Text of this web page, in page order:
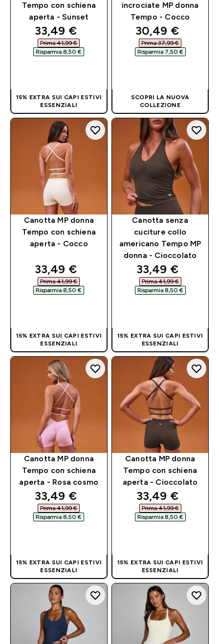
Tempo con schiena
aperta - Sunset
discounted price
33,49 €‎
Prima 41,99 €‎
Risparmia 8,50 €‎
15% EXTRA SUI CAPI ESTIVI
ESSENZIALI
incrociate MP donna
Tempo - Cocco
discounted
30,49 €‎
Prima 37,99 €‎
Risparmia 7,50 €‎
SCOPRI LA NUOVA
COLLEZIONE
Canotta MP donna
Tempo con schiena
aperta - Cocco
discounted price
33,49 €‎
Prima 41,99 €‎
Risparmia 8,50 €‎
15% EXTRA SUI CAPI ESTIVI
ESSENZIALI
Canotta senza
cuciture collo
americano Tempo MP
donna - Cioccolato
discounted
33,49 €‎
Prima 41,99 €‎
Risparmia 8,50 €‎
15% EXTRA SUI CAPI ESTIVI
ESSENZIALI
Canotta MP donna
Tempo con schiena
aperta - Rosa cosmo
discounted price
33,49 €‎
Prima 41,99 €‎
Risparmia 8,50 €‎
15% EXTRA SUI CAPI ESTIVI
ESSENZIALI
Canotta MP donna
Tempo con schiena
aperta - Cioccolato
discounted
33,49 €‎
Prima 41,99 €‎
Risparmia 8,50 €‎
15% EXTRA SUI CAPI ESTIVI
ESSENZIALI